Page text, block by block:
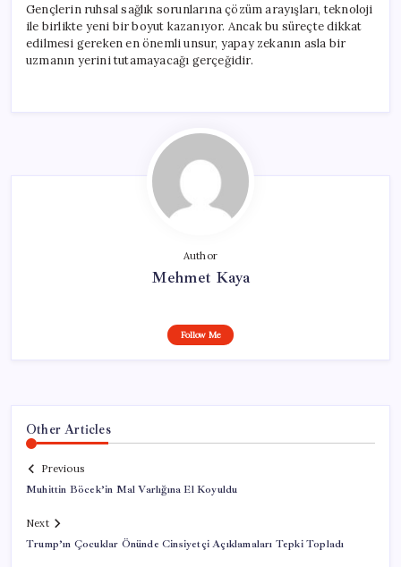
Gençlerin ruhsal sağlık sorunlarına çözüm arayışları, teknoloji
ile birlikte yeni bir boyut kazanıyor. Ancak bu süreçte dikkat
edilmesi gereken en önemli unsur, yapay zekanın asla bir
uzmanın yerini tutamayacağı gerçeğidir.
Author
Mehmet Kaya
Follow Me
Other Articles
Previous
Muhittin Böcek’in Mal Varlığına El Koyuldu
Next
Trump’ın Çocuklar Önünde Cinsiyetçi Açıklamaları Tepki Topladı